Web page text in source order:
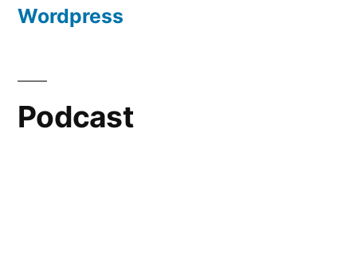
Wordpress
Podcast